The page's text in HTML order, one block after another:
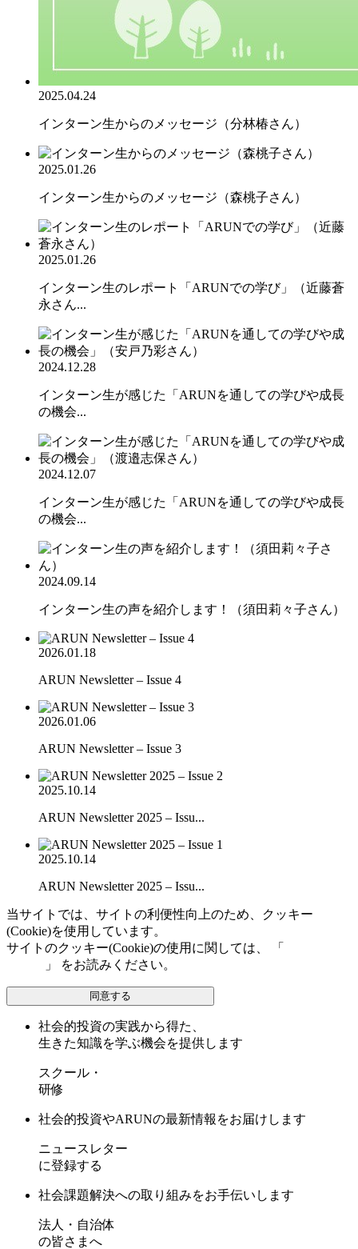
2025.04.24
インターン生からのメッセージ（分林椿さん）
2025.01.26
インターン生からのメッセージ（森桃子さん）
2025.01.26
インターン生のレポート「ARUNでの学び」（近藤蒼
永さん...
2024.12.28
インターン生が感じた「ARUNを通しての学びや成長
の機会...
2024.12.07
インターン生が感じた「ARUNを通しての学びや成長
の機会...
2024.09.14
インターン生の声を紹介します！（須田莉々子さん）
2026.01.18
ARUN Newsletter – Issue 4
2026.01.06
ARUN Newsletter – Issue 3
2025.10.14
ARUN Newsletter 2025 – Issu...
2025.10.14
ARUN Newsletter 2025 – Issu...
当サイトでは、サイトの利便性向上のため、クッキー
(Cookie)を使用しています。
サイトのクッキー(Cookie)の使用に関しては、 「
」 をお読みください。
同意する
社会的投資の実践から得た、
生きた知識を学ぶ機会を提供します
スクール・
研修
社会的投資やARUNの最新情報をお届けします
ニュースレター
に登録する
社会課題解決への取り組みをお手伝いします
法人・自治体
の皆さまへ